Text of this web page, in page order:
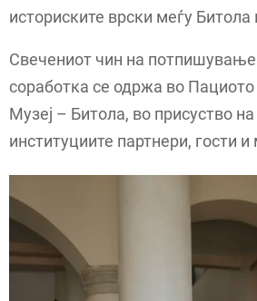
историските врски меѓу Битола
Свечениот чин на
соработка се одржа во
Музеј – Битола, во присуство
институциите партнери, гости